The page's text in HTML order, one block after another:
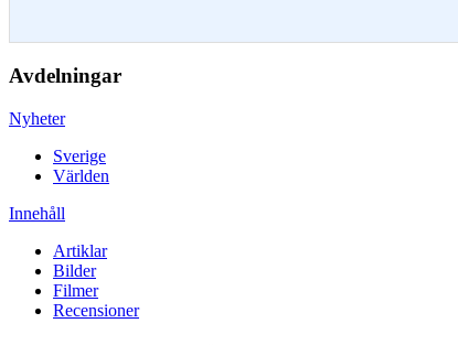
Avdelningar
Nyheter
Sverige
Världen
Innehåll
Artiklar
Bilder
Filmer
Recensioner